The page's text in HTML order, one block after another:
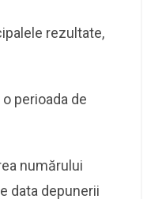
rezultate,
perioada de
numărului
data depunerii